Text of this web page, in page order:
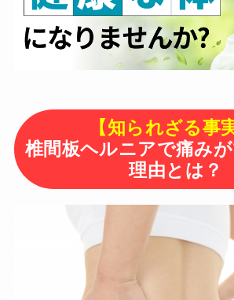
【知られざる事
椎間板ヘルニアで痛み
理由とは？